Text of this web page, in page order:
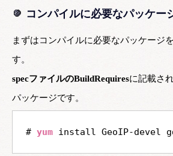
コンパイルに必要なパッケー
まずはコンパイルに必要なパッケージ
す。
specファイルのBuildRequiresに記載さ
パッケージです。
# yum